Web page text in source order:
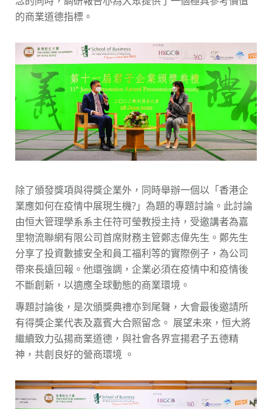
的商業道德指標。
除了頒發獎項與得獎企業外，同時舉辦一個以「香港企
業應如何在疫情中展現生機?」為題的專題討論。此討論
由恒大管理學系系主任符可瑩教授主持，受邀講者為嘉
里物流聯網有限公司首席財務主管鄭志偉先生。鄭先生
分享了投資數據安全和員工福利等的實際例子，為公司
帶來長遠回報。他還強調，企業必須在疫情中和疫情後
不斷創新，以適應全球動態的商業環境。
專題討論後，是次頒獎典禮亦到尾聲，大會最後邀請所
有得獎企業代表及嘉賓大合照留念。 展望未來，恒大將
繼續致力弘揚商業道德，與社會各界宣揚君子五德精
神，共創良好的營商環境 。